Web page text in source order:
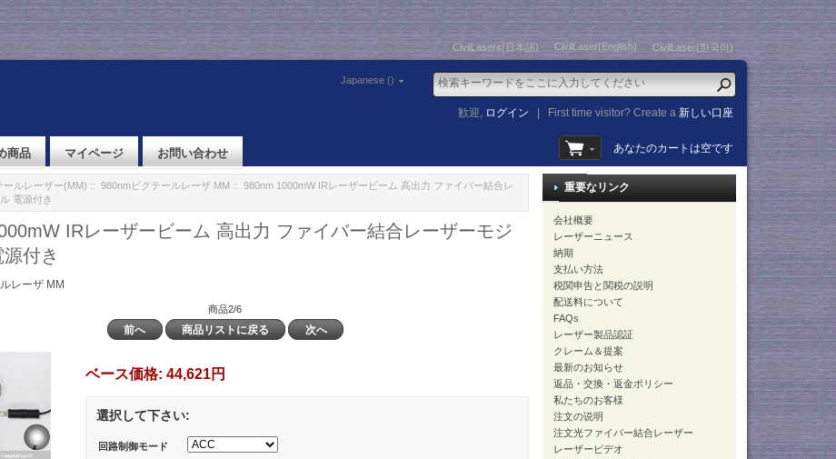
CivilLasers(日本語) CivilLaser(English) CivilLaser(한국어)
Japanese ()
歓迎, ログイン First time visitor? Create a新しい口座
商品 マイページ お問い合わせ あなたのカートは空です
ールレーザー(MM) :: 980nmピグテールレーザ MM :: 980nm 1000mW IRレーザービーム 高出力 ファイバー結合レ
電源付き
IRレーザービーム 高出力 ファイバー結合レーザーモジ
付き
レーザ MM
商品2/6
前へ 商品リストに戻る 次へ
ベース価格: 44,621円
選択して下さい:
回路制御モード
重要なリンク
会社概要
レーザーニュース
納期
支払い方法
税関申告と関税の説明
配送料について
FAQs
レーザー製品認証
クレーム＆提案
最新のお知らせ
返品・交換・返金ポリシー
私たちのお客様
注文の说明
注文光ファイバー結合レーザー
レーザービデオ